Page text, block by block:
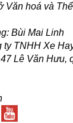
Văn hoá và
Bùi Mai Linh
ty TNHH Xe
Lê Văn Hưu,